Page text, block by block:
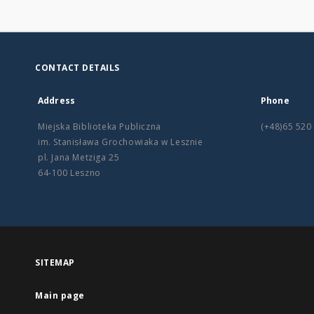
CONTACT DETAILS
Address
Miejska Biblioteka Publiczna
im. Stanisława Grochowiaka w Lesznie
pl. Jana Metziga 25
64-100 Leszno
Phone
(+48)65 520
SITEMAP
Main page